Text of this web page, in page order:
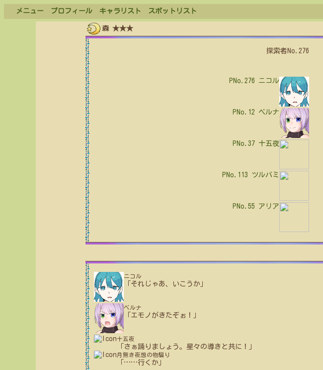
メニュー プロフィール キャラリスト スポットリスト
森 ★★★
探索者No.276
PNo.276 ニコル
PNo.12 ベルナ
PNo.37 十五夜
PNo.113 ツルバミ
PNo.55 アリア
ニコル
「それじゃあ、いこうか」
ベルナ
「エモノがきたぞぉ！」
十五夜
「さぁ踊りましょう。星々の導きと共に！」
月無き夜想の物騙り
……行くか」